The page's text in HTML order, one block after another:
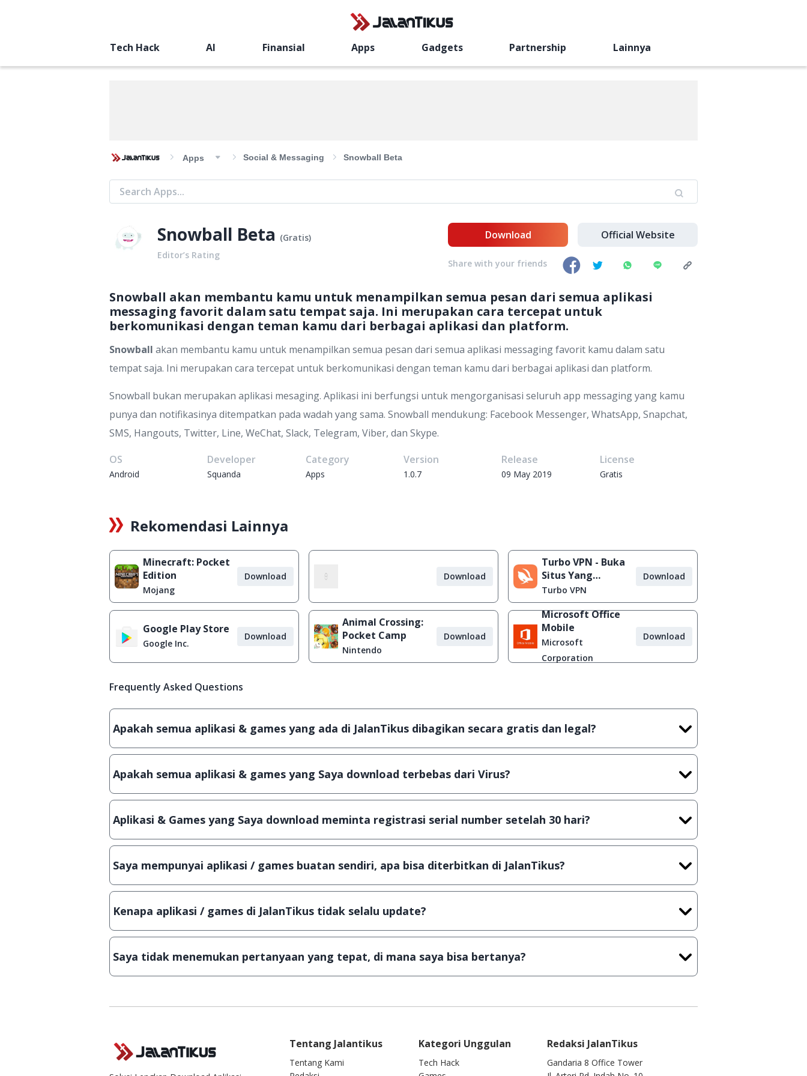
Tech Hack AI Finansial Apps Gadgets Partnership Lainnya
Apps Social & Messaging Snowball Beta
Snowball Beta (Gratis)
Editor’s Rating
Snowball akan membantu kamu untuk menampilkan semua pesan dari semua aplikasi
messaging favorit dalam satu tempat saja. Ini merupakan cara tercepat untuk
berkomunikasi dengan teman kamu dari berbagai aplikasi dan platform.
Snowball akan membantu kamu untuk menampilkan semua pesan dari semua aplikasi messaging favorit kamu dalam satu
tempat saja. Ini merupakan cara tercepat untuk berkomunikasi dengan teman kamu dari berbagai aplikasi dan platform.
Snowball bukan merupakan aplikasi mesaging. Aplikasi ini berfungsi untuk mengorganisasi seluruh app messaging yang kamu
punya dan notifikasinya ditempatkan pada wadah yang sama. Snowball mendukung: Facebook Messenger, WhatsApp, Snapchat,
SMS, Hangouts, Twitter, Line, WeChat, Slack, Telegram, Viber, dan Skype.
OS
Android
Developer
Squanda
Category
Apps
Version
1.0.7
Release
09 May 2019
License
Gratis
Download Official Website
Share with your friends
Rekomendasi Lainnya
Minecraft: Pocket
Edition
Mojang
Download Download
Turbo VPN - Buka
Situs Yang
Diblokir
Turbo VPN
Download
Google Play Store
Google Inc.
Download
Animal Crossing:
Pocket Camp
Nintendo
Download
Microsoft Office
Mobile
Microsoft
Corporation
Download
Frequently Asked Questions
Apakah semua aplikasi & games yang ada di JalanTikus dibagikan secara gratis dan legal?
Ya, JalanTikus hanya membagikan aplikasi & games yang gratis (Freeware) dan legal, dalam artian tidak (bajakan) hasil crack,
Apakah semua aplikasi & games yang Saya download terbebas dari Virus?
Ya, JalanTikus selalu melakukan scanning dengan 3 jenis Antivirus (Kaspersky, AVG & Avast) sebelum menerbitkan suatu
Aplikasi & Games yang Saya download meminta registrasi serial number setelah 30 hari?
Meskipun dibagikan secara gratis, namun ada beberapa aplikasi & games yang dibagikan secara Shareware, dalam arti hanya
Saya mempunyai aplikasi / games buatan sendiri, apa bisa diterbitkan di JalanTikus?
Tentu saja bisa. Silahkan kirim email keinfo@jalantikus.comdengan menyertakan Nama Aplikasi/Games, Deskripsi serta
Kenapa aplikasi / games di JalanTikus tidak selalu update?
Demi menjaga kualitas aplikasi dan games yang ada di JalanTikus, hingga saat ini kita masih melakukan upload-download
Saya tidak menemukan pertanyaan yang tepat, di mana saya bisa bertanya?
Kami dengan senang hati menjawab setiap pertanyaan yang masuk. Kirim pertanyaan kamu keinfo@jalantikus.com
Redaksi JalanTikus
Gandaria 8 Office Tower
Tentang Jalantikus
Tentang Kami
Kategori Unggulan
Tech Hack